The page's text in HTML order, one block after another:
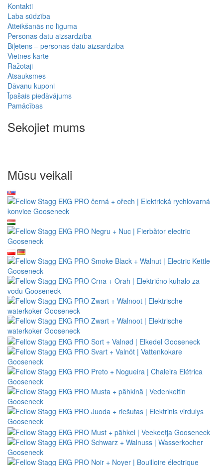
Kontakti
Laba sūdzība
Atteikšanās no līguma
Personas datu aizsardzība
Biļetens – personas datu aizsardzība
Vietnes karte
Ražotāji
Atsauksmes
Dāvanu kuponi
Īpašais piedāvājums
Pamācības
Sekojiet mums
Mūsu veikali